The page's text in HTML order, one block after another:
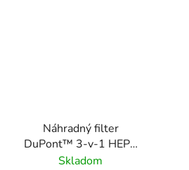
Náhradný filter
DuPont™ 3-v-1 HEPA
bubon na čističku
Skladom